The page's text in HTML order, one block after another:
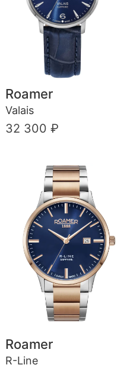
Roamer
Valais
32 300 ₽
Roamer
R-Line